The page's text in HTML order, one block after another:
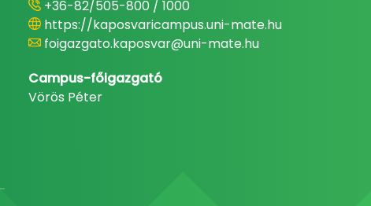
+36-82/505-800 / 1000
https://kaposvaricampus.uni-mate.hu
foigazgato.kaposvar@uni-mate.hu
Campus-főigazgató
Vörös Péter